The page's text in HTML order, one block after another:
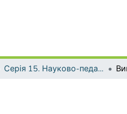
Серія 15. Науково-педагогічні проблеми фізичної культури (фізична культура і спорт)